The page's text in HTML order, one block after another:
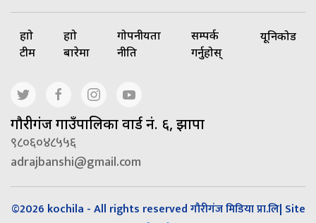
हाम्रो
टीम
हाम्रो
बारेमा
गोपनीयता
नीति
सम्पर्क
गर्नुहोस्
यूनिकोड
गाैरीगंज गाउँपालिका वार्ड नं. ६, झापा
९८०६०४८५५६
adrajbanshi@gmail.com
©2026 kochila - All rights reserved गौरीगंज मिडिया प्रा.लि| Site